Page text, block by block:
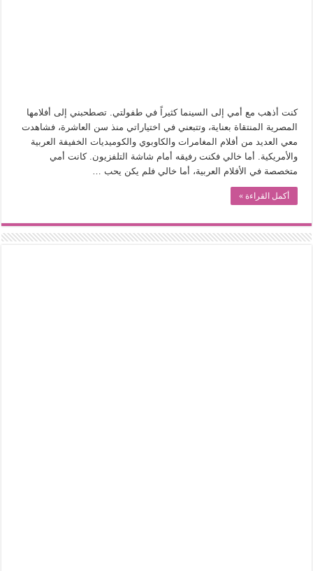
عوالم منصورة عز الدين.. حين يصبح الزمن بطل الرواية
الطعام في الحضارة الإسلامية.. تاريخ يُقرأ بالنكهات
يوم شاهدت زينات صدقي على المسرح وسرحت!
كنت أذهب مع أمي إلى السينما كثيراً في طفولتي. تصطحبني إلى أفلامها
المصرية المنتقاة بعناية، وتتبعني في اختياراتي منذ سن العاشرة، فشاهدت
معي العديد من أفلام المغامرات والكاوبوي والكوميديات الخفيفة العربية
والأمريكية. أما خالي فكنت رفيقه أمام شاشة التلفزيون. كانت أمي
متخصصة في الأفلام العربية، أما خالي فلم يكن يحب …
أكمل القراءة »